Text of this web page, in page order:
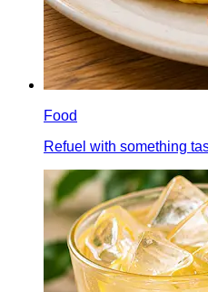
Food
Refuel with something